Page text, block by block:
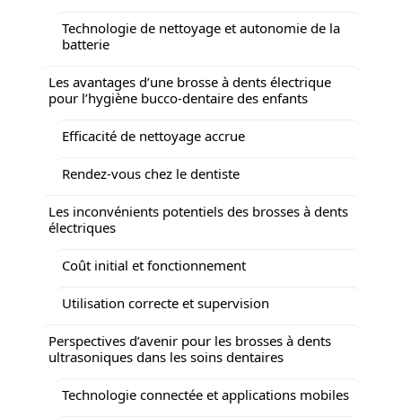
Technologie de nettoyage et autonomie de la
batterie
Les avantages d’une brosse à dents électrique
pour l’hygiène bucco-dentaire des enfants
Efficacité de nettoyage accrue
Rendez-vous chez le dentiste
Les inconvénients potentiels des brosses à dents
électriques
Coût initial et fonctionnement
Utilisation correcte et supervision
Perspectives d’avenir pour les brosses à dents
ultrasoniques dans les soins dentaires
Technologie connectée et applications mobiles